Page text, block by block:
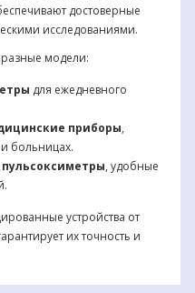
достоверные
исследованиями.
модели:
для ежедневного
приборы,
больницах.
, удобные
устройства от
их точность и